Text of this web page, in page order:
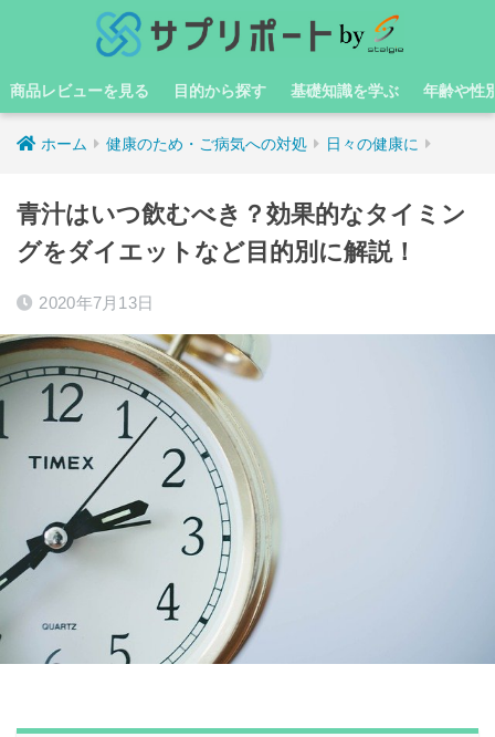
商品レビューを見る 目的から探す 基礎知識を学ぶ 年齢や性
ホーム 健康のため・ご病気への対処 日々の健康に
青汁はいつ飲むべき？効果的なタイミン
グをダイエットなど目的別に解説！
2020年7月13日